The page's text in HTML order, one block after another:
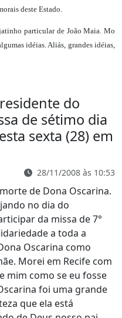
deste Estado.
particular de João Maia. Mo
idéias. Aliás, grandes idéias,
do
de sétimo dia
sexta (28) em
28/11/2008 às 10:53
de Dona Oscarina.
no dia do
da missa de 7°
a toda a
Oscarina como
Morei em Recife com
mim como se eu fosse
foi uma grande
que ela está